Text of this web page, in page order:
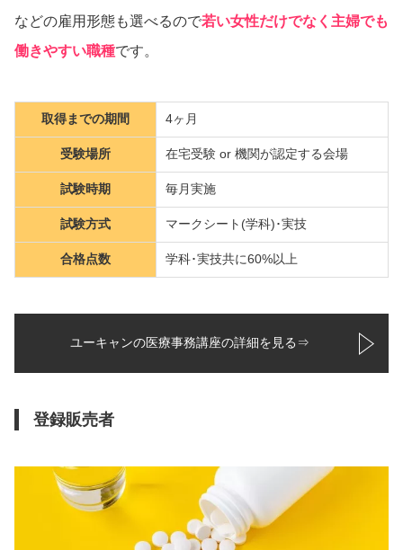
などの雇用形態も選べるので若い女性だけでなく主婦でも
働きやすい職種です。
取得までの期間 4ヶ月
受験場所 在宅受験 or 機関が認定する会場
試験時期 毎月実施
試験方式 マークシート(学科)･実技
合格点数 学科･実技共に60%以上
ユーキャンの医療事務講座の詳細を見る⇒
登録販売者